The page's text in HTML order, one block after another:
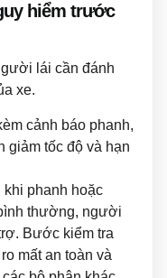
hiểm trước
lái cần đánh
xe.
cảnh báo phanh,
giảm tốc độ và hạn
khi phanh hoặc
thường, người
Bước kiểm tra
mất an toàn và